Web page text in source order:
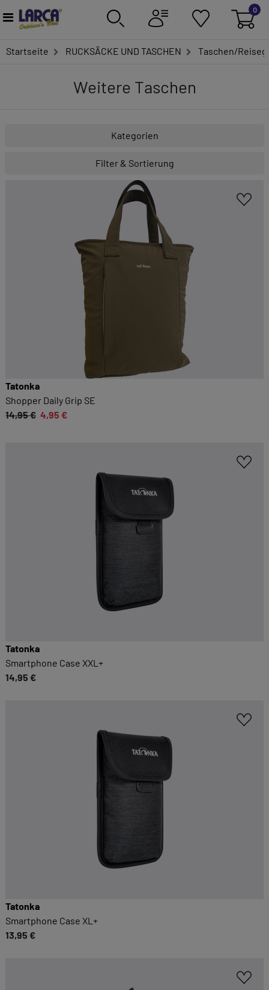
0
Startseite RUCKSÄCKE UND TASCHEN Taschen/
Weitere Taschen
Kategorien
Filter & Sortierung
Tatonka
Shopper Daily Grip SE
14,95 € 4,95 €
Tatonka
Smartphone Case XXL+
14,95 €
Tatonka
Smartphone Case XL+
13,95 €